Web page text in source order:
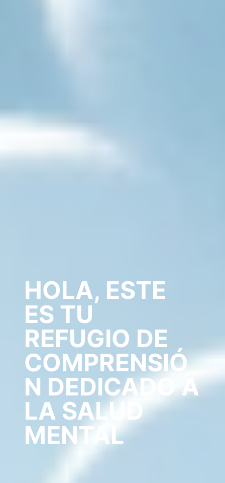
HOLA, ESTE
ES TU
REFUGIO DE
COMPRENSIÓ
N DEDICADO A
LA SALUD
MENTAL